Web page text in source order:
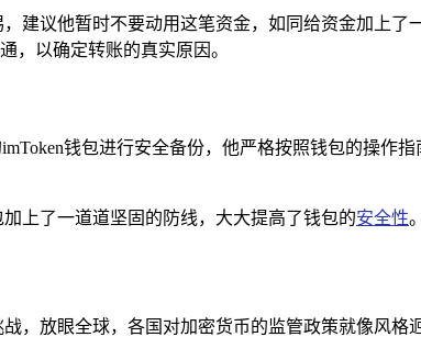
议他暂时不要动用这笔资金，如同给资金加上了
，以确定转账的真实原因。
钱包进行安全备份，他严格按照钱包的操作
上了一道道坚固的防线，大大提高了钱包的安全性。
，放眼全球，各国对加密货币的监管政策就像风格